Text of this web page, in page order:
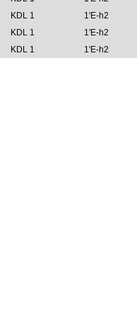
KDL 1 1'E-h2
KDL 1 1'E-h2
KDL 1 1'E-h2